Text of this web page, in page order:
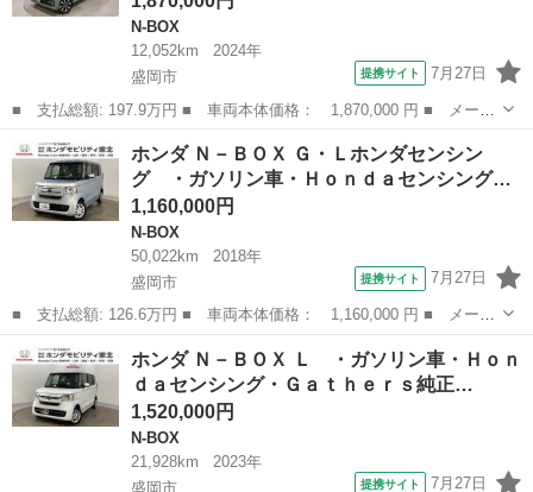
N-BOX
12,052km
2024年
盛岡市
提携サイト 7月27日
■ 支払総額: 197.9万円 ■ 車両本体価格： 1,870,000 円 ■ メーカ
ー名： ホンダ ■ 車種名： Ｎ－ＢＯＸカスタム ■ グレード
名： コーディネートスタイル 当社レンタカーアップ パーキング
センサー 衝...
岩手 N-BOX
ホンダ Ｎ－ＢＯＸ Ｇ・Ｌホンダセンシン
グ ・ガソリン車・Ｈｏｎｄａセンシング…
1,160,000円
N-BOX
50,022km
2018年
盛岡市
提携サイト 7月27日
■ 支払総額: 126.6万円 ■ 車両本体価格： 1,160,000 円 ■ メーカ
ー名： ホンダ ■ 車種名： Ｎ－ＢＯＸ ■ グレード名： Ｇ・Ｌ
ホンダセンシング ・ガソリン車・Ｈｏｎｄａセンシング・Ｇａｔｈ
ｅｒｓ純...
岩手 N-BOX
ホンダ Ｎ－ＢＯＸ Ｌ ・ガソリン車・Ｈｏｎ
ｄａセンシング・Ｇａｔｈｅｒｓ純正…
1,520,000円
N-BOX
21,928km
2023年
盛岡市
提携サイト 7月27日